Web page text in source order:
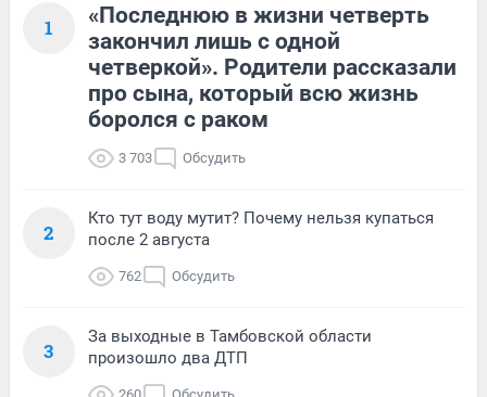
1
«Последнюю в жизни четверть
закончил лишь с одной
четверкой». Родители рассказали
про сына, который всю жизнь
боролся с раком
3 703 Обсудить
2
Кто тут воду мутит? Почему нельзя купаться
после 2 августа
762 Обсудить
3
За выходные в Тамбовской области
произошло два ДТП